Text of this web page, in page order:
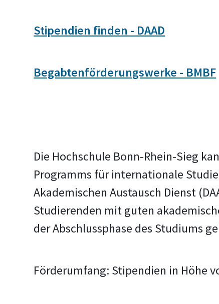
Stipendien finden - DAAD
Begabtenförderungswerke - BMBF
Die Hochschule Bonn-Rhein-Sieg
Programms für internationale
Akademischen Austausch Dienst
Studierenden mit guten
der Abschlussphase des Studiums
Förderumfang: Stipendien in Höhe